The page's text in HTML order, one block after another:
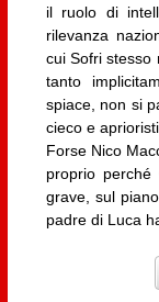
il ruolo di
rilevanza
cui Sofri stesso
tanto
spiace, non si
cieco e
Forse Nico
proprio
grave, sul
padre di Luca